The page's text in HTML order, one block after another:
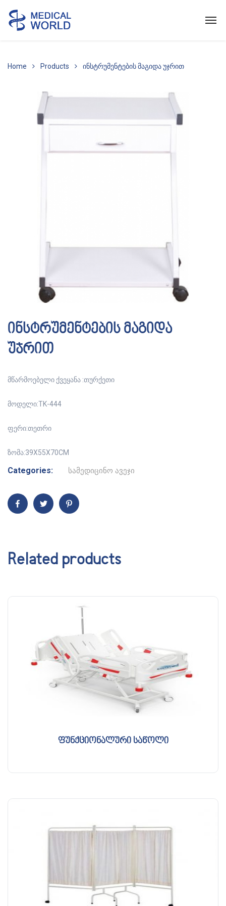
Home Products ინსტრუმენტების მაგიდა უჯრით
ინსტრუმენტების მაგიდა
უჯრით
მწარმოებელი ქვეყანა :თურქეთი
მოდელი:TK-444
ფერი:თეთრი
ზომა:39X55X70CM
Categories: სამედიცინო ავეჯი
Related products
ფუნქციონალური საწოლი